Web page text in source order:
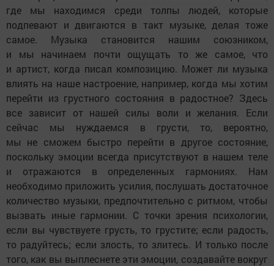
где мы находимся среди толпы людей, которые
подпевают и двигаются в такт музыке, делая тоже
самое. Музыка становится нашим союзником,
и мы начинаем почти ощущать то же самое, что
и артист, когда писал композицию. Может ли музыка
влиять на наше настроение, например, когда мы хотим
перейти из грустного состояния в радостное? Здесь
все зависит от нашей силы воли и желания. Если
сейчас мы нуждаемся в грусти, то, вероятно,
мы не сможем быстро перейти в другое состояние,
поскольку эмоции всегда присутствуют в нашем теле
и отражаются в определенных гармониях. Нам
необходимо приложить усилия, послушать достаточное
количество музыки, предпочтительно с ритмом, чтобы
вызвать иные гармонии. С точки зрения психологии,
если вы чувствуете грусть, то грустите; если радость,
то радуйтесь; если злость, то злитесь. И только после
того, как вы выплеснете эти эмоции, создавайте вокруг